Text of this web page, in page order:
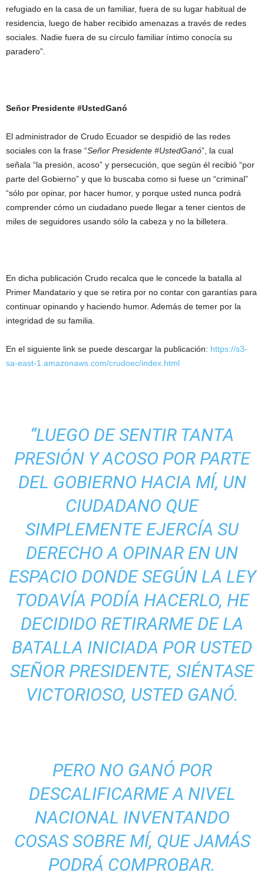
refugiado en la casa de un familiar, fuera de su lugar habitual de
residencia, luego de haber recibido amenazas a través de redes
sociales. Nadie fuera de su círculo familiar íntimo conocía su
paradero”.
Señor Presidente #UstedGanó
El administrador de Crudo Ecuador se despidió de las redes
sociales con la frase “Señor Presidente #UstedGanó”, la cual
señala “la presión, acoso” y persecución, que según él recibió “por
parte del Gobierno” y que lo buscaba como si fuese un “criminal”
“sólo por opinar, por hacer humor, y porque usted nunca podrá
comprender cómo un ciudadano puede llegar a tener cientos de
miles de seguidores usando sólo la cabeza y no la billetera.
En dicha publicación Crudo recalca que le concede la batalla al
Primer Mandatario y que se retira por no contar con garantías para
continuar opinando y haciendo humor. Además de temer por la
integridad de su familia.
En el siguiente link se puede descargar la publicación: https://s3-
sa-east-1.amazonaws.com/crudoec/index.html
“LUEGO DE SENTIR TANTA
PRESIÓN Y ACOSO POR PARTE
DEL GOBIERNO HACIA MÍ, UN
CIUDADANO QUE
SIMPLEMENTE EJERCÍA SU
DERECHO A OPINAR EN UN
ESPACIO DONDE SEGÚN LA LEY
TODAVÍA PODÍA HACERLO, HE
DECIDIDO RETIRARME DE LA
BATALLA INICIADA POR USTED
SEÑOR PRESIDENTE, SIÉNTASE
VICTORIOSO, USTED GANÓ.
PERO NO GANÓ POR
DESCALIFICARME A NIVEL
NACIONAL INVENTANDO
COSAS SOBRE MÍ, QUE JAMÁS
PODRÁ COMPROBAR.